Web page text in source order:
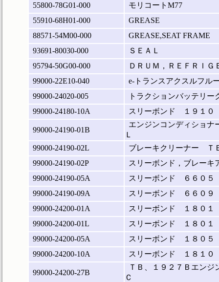
55800-78G01-000
モリコートM77
55910-68H01-000
GREASE
88571-54M00-000
GREASE,SEAT FRAME
93691-80030-000
ＳＥＡＬ
95794-50G00-000
ＤＲＵＭ，ＲＥＦＲＩＧ
99000-22E10-040
e-トランスアクスルフル
99000-24020-005
トラクションバッテリー
99000-24180-10A
スリーボンド １９１０
99000-24190-01B
エンジンコンディショ
Ｌ
99000-24190-02L
ブレーキクリーナー Ｔ
99000-24190-02P
スリーボンド，ブレーキ
99000-24190-05A
スリーボンド ６６０５
99000-24190-09A
スリーボンド ６６０９
99000-24200-01A
スリーボンド １８０１
99000-24200-01L
スリーボンド １８０１
99000-24200-05A
スリーボンド １８０５
99000-24200-10A
スリーボンド １８１０
99000-24200-27B
ＴＢ、１９２７Ｂエンジ
Ｃ